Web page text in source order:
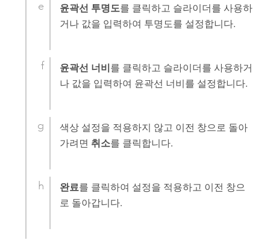
윤곽선 투명도를 클릭하고 슬라이더를 사용하
거나 값을 입력하여 투명도를 설정합니다.
윤곽선 너비를 클릭하고 슬라이더를 사용하거
나 값을 입력하여 윤곽선 너비를 설정합니다.
색상 설정을 적용하지 않고 이전 창으로 돌아
가려면 취소를 클릭합니다.
완료를 클릭하여 설정을 적용하고 이전 창으
로 돌아갑니다.